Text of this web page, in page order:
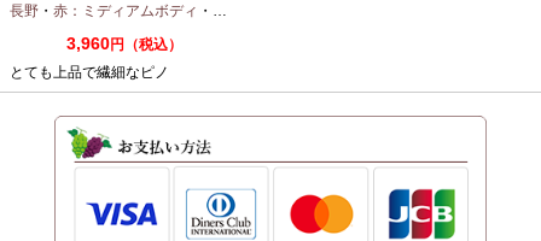
長野 ・ 赤：ミディアムボディ ・
3,960円（税込）
とても上品で繊細なピノ